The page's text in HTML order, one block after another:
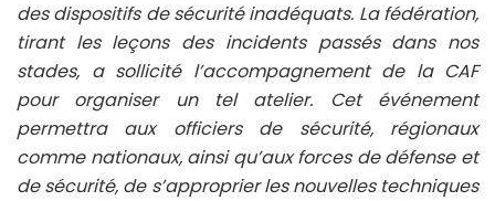
des dispositifs de sécurité inadéquats. La fédération,
tirant les leçons des incidents passés dans nos
stades, a sollicité l’accompagnement de la CAF
pour organiser un tel atelier. Cet événement
permettra aux officiers de sécurité, régionaux
comme nationaux, ainsi qu’aux forces de défense et
de sécurité, de s’approprier les nouvelles techniques